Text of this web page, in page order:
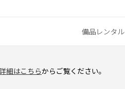
備品レンタル
細はこちらからご覧ください。